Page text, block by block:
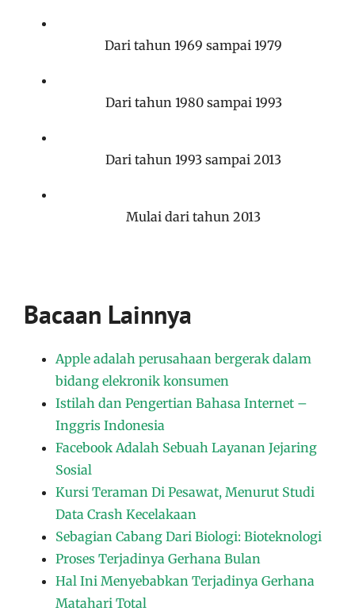
Dari tahun 1969 sampai 1979
Dari tahun 1980 sampai 1993
Dari tahun 1993 sampai 2013
Mulai dari tahun 2013
Bacaan Lainnya
Apple adalah perusahaan bergerak dalam
bidang elekronik konsumen
Istilah dan Pengertian Bahasa Internet –
Inggris Indonesia
Facebook Adalah Sebuah Layanan Jejaring
Sosial
Kursi Teraman Di Pesawat, Menurut Studi
Data Crash Kecelakaan
Sebagian Cabang Dari Biologi: Bioteknologi
Proses Terjadinya Gerhana Bulan
Hal Ini Menyebabkan Terjadinya Gerhana
Matahari Total